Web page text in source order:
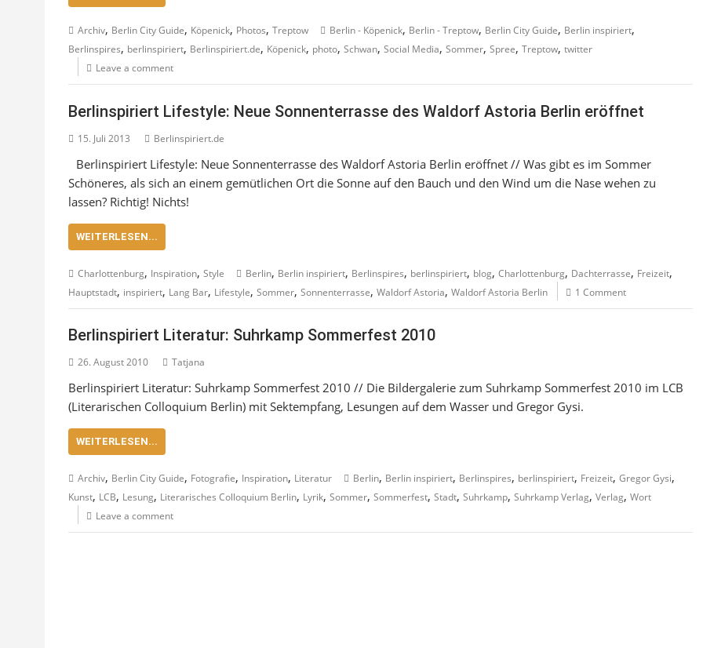
Archiv, Berlin City Guide, Köpenick, Photos, Treptow Berlin - Köpenick, Berlin - Treptow, Berlin City Guide, Berlin inspiriert,
Berlinspires, berlinspiriert, Berlinspiriert.de, Köpenick, photo, Schwan, Social Media, Sommer, Spree, Treptow, twitter
Leave a comment
Berlinspiriert Lifestyle: Neue Sonnenterrasse des Waldorf Astoria Berlin eröffnet
15. Juli 2013 Berlinspiriert.de
Berlinspiriert Lifestyle: Neue Sonnenterrasse des Waldorf Astoria Berlin eröffnet // Was gibt es im Sommer
Schöneres, als sich an einem gemütlichen Ort die Sonne auf den Bauch und den Wind um die Nase wehen zu
lassen? Richtig! Nichts!
WEITERLESEN...
Charlottenburg, Inspiration, Style Berlin, Berlin inspiriert, Berlinspires, berlinspiriert, blog, Charlottenburg, Dachterrasse, Freizeit,
Hauptstadt, inspiriert, Lang Bar, Lifestyle, Sommer, Sonnenterrasse, Waldorf Astoria, Waldorf Astoria Berlin 1 Comment
Berlinspiriert Literatur: Suhrkamp Sommerfest 2010
26. August 2010 Tatjana
Berlinspiriert Literatur: Suhrkamp Sommerfest 2010 // Die Bildergalerie zum Suhrkamp Sommerfest 2010 im LCB
(Literarischen Colloquium Berlin) mit Sektempfang, Lesungen auf dem Wasser und Gregor Gysi.
WEITERLESEN...
Archiv, Berlin City Guide, Fotografie, Inspiration, Literatur Berlin, Berlin inspiriert, Berlinspires, berlinspiriert, Freizeit, Gregor Gysi,
Kunst, LCB, Lesung, Literarisches Colloquium Berlin, Lyrik, Sommer, Sommerfest, Stadt, Suhrkamp, Suhrkamp Verlag, Verlag, Wort
Leave a comment